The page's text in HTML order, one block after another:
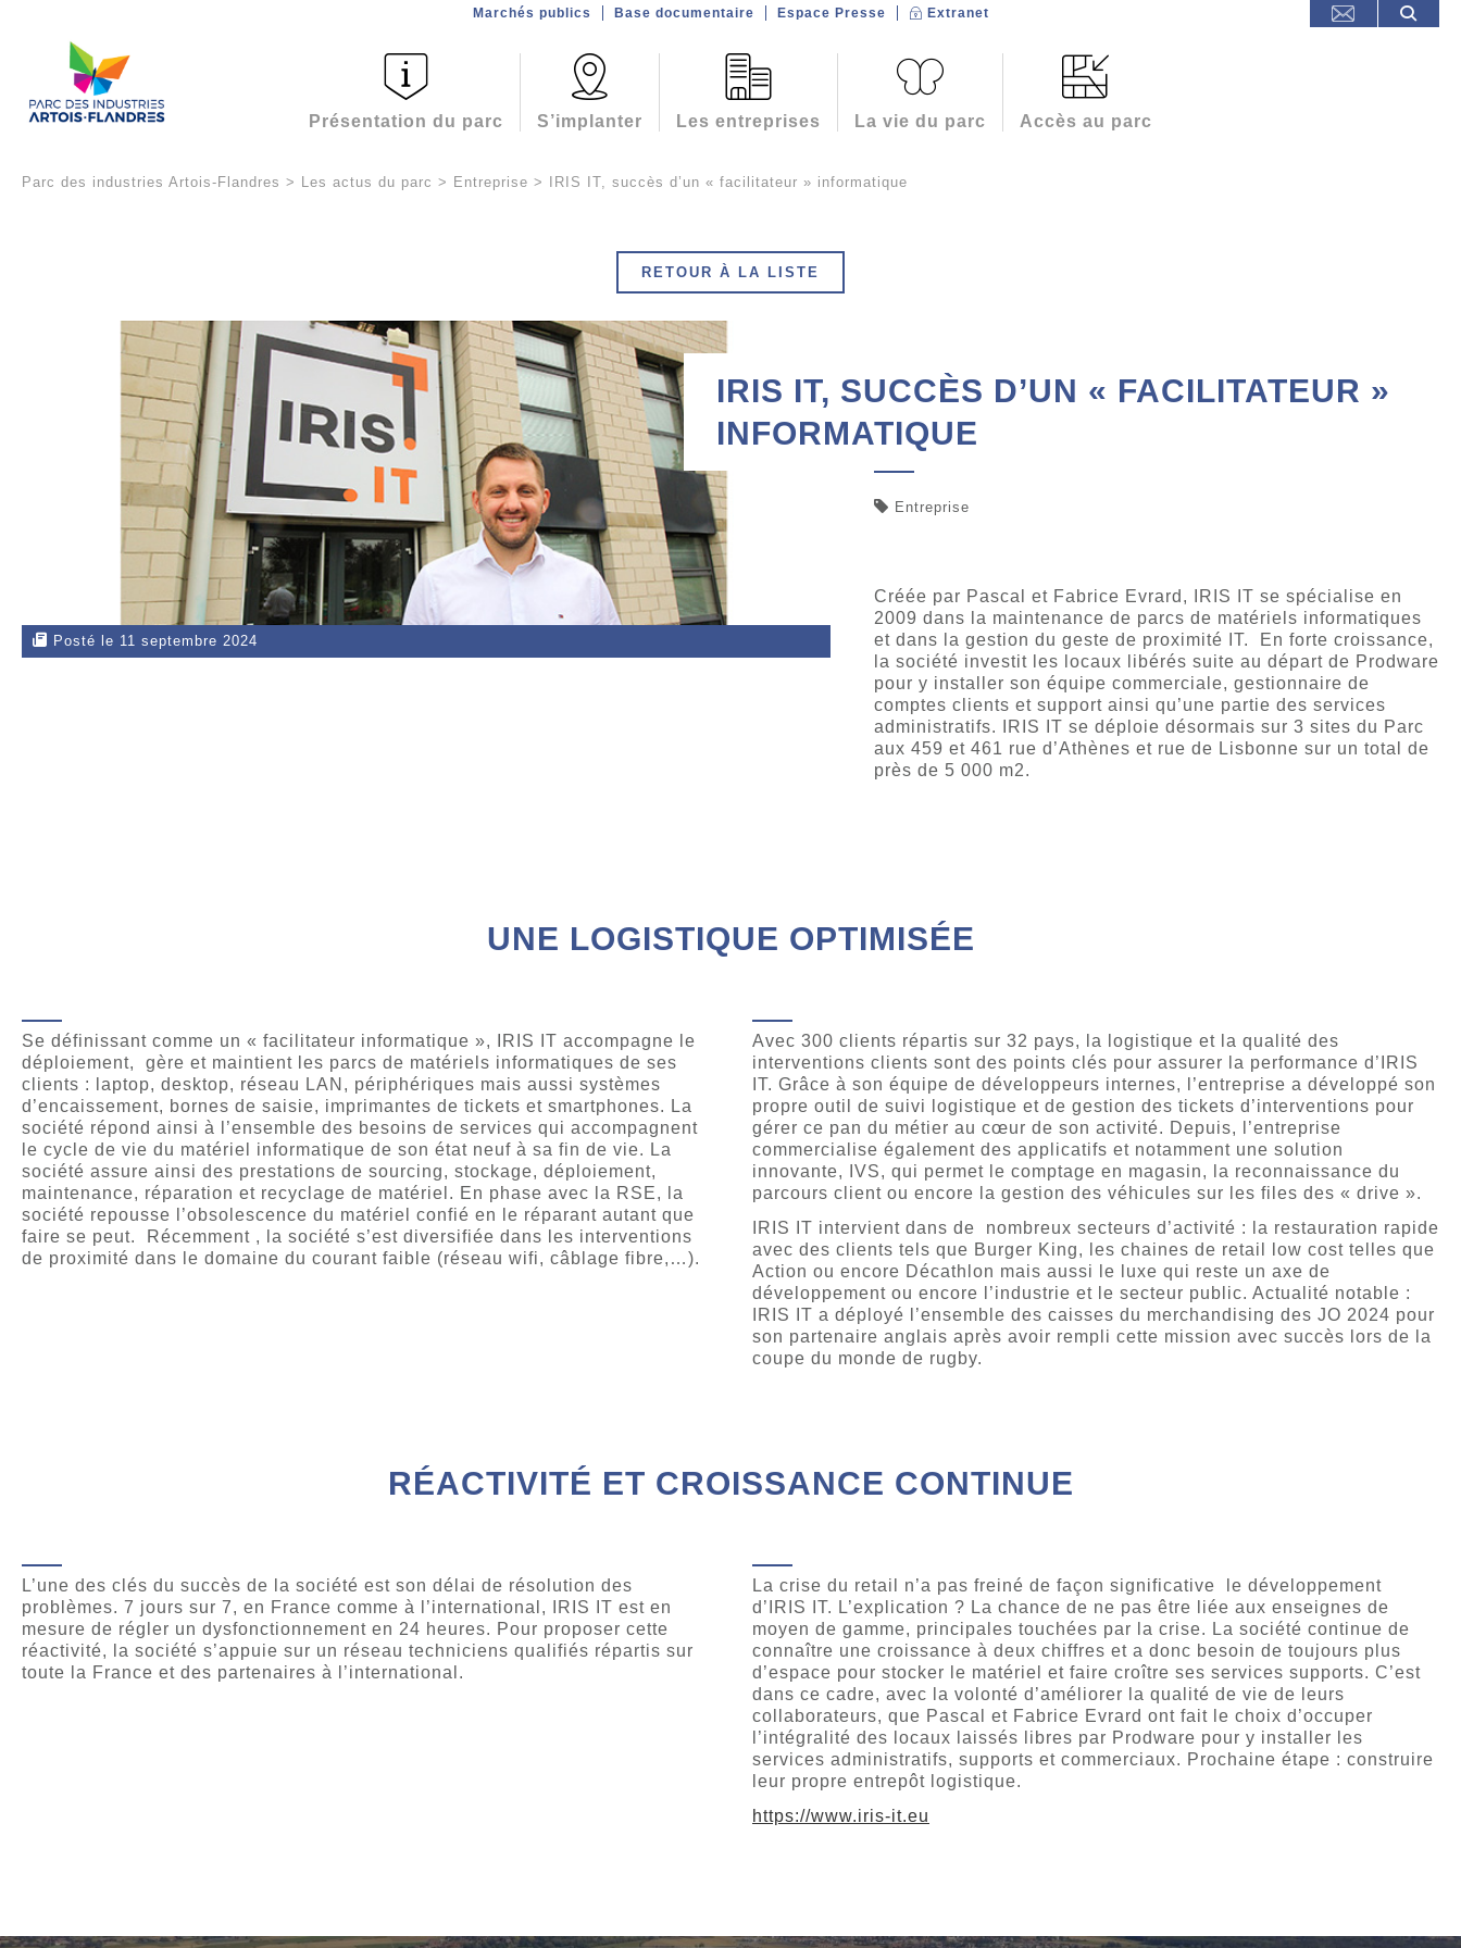
Présentation du parc S’implanter Les entreprises La vie du parc Accès au parc
Marchés publics Base documentaire Espace Presse Extranet
Parc des industries Artois-Flandres > Les actus du parc > Entreprise > IRIS IT, succès d’un « facilitateur » informatique
RETOUR À LA LISTE
Posté le 11 septembre 2024
IRIS IT, SUCCÈS D’UN « FACILITATEUR »
INFORMATIQUE
Entreprise
Créée par Pascal et Fabrice Evrard, IRIS IT se spécialise en
2009 dans la maintenance de parcs de matériels informatiques
et dans la gestion du geste de proximité IT. En forte croissance,
la société investit les locaux libérés suite au départ de Prodware
pour y installer son équipe commerciale, gestionnaire de
comptes clients et support ainsi qu’une partie des services
administratifs. IRIS IT se déploie désormais sur 3 sites du Parc
aux 459 et 461 rue d’Athènes et rue de Lisbonne sur un total de
près de 5 000 m2.
UNE LOGISTIQUE OPTIMISÉE
Se définissant comme un « facilitateur informatique », IRIS IT accompagne le
déploiement, gère et maintient les parcs de matériels informatiques de ses
clients : laptop, desktop, réseau LAN, périphériques mais aussi systèmes
d’encaissement, bornes de saisie, imprimantes de tickets et smartphones. La
société répond ainsi à l’ensemble des besoins de services qui accompagnent
le cycle de vie du matériel informatique de son état neuf à sa fin de vie. La
société assure ainsi des prestations de sourcing, stockage, déploiement,
maintenance, réparation et recyclage de matériel. En phase avec la RSE, la
société repousse l’obsolescence du matériel confié en le réparant autant que
faire se peut. Récemment , la société s’est diversifiée dans les interventions
de proximité dans le domaine du courant faible (réseau wifi, câblage fibre,…).
Avec 300 clients répartis sur 32 pays, la logistique et la qualité des
interventions clients sont des points clés pour assurer la performance d’IRIS
IT. Grâce à son équipe de développeurs internes, l’entreprise a développé son
propre outil de suivi logistique et de gestion des tickets d’interventions pour
gérer ce pan du métier au cœur de son activité. Depuis, l’entreprise
commercialise également des applicatifs et notamment une solution
innovante, IVS, qui permet le comptage en magasin, la reconnaissance du
parcours client ou encore la gestion des véhicules sur les files des « drive ».
IRIS IT intervient dans de nombreux secteurs d’activité : la restauration rapide
avec des clients tels que Burger King, les chaines de retail low cost telles que
Action ou encore Décathlon mais aussi le luxe qui reste un axe de
développement ou encore l’industrie et le secteur public. Actualité notable :
IRIS IT a déployé l’ensemble des caisses du merchandising des JO 2024 pour
son partenaire anglais après avoir rempli cette mission avec succès lors de la
coupe du monde de rugby.
RÉACTIVITÉ ET CROISSANCE CONTINUE
L’une des clés du succès de la société est son délai de résolution des
problèmes. 7 jours sur 7, en France comme à l’international, IRIS IT est en
mesure de régler un dysfonctionnement en 24 heures. Pour proposer cette
réactivité, la société s’appuie sur un réseau techniciens qualifiés répartis sur
toute la France et des partenaires à l’international.
La crise du retail n’a pas freiné de façon significative le développement
d’IRIS IT. L’explication ? La chance de ne pas être liée aux enseignes de
moyen de gamme, principales touchées par la crise. La société continue de
connaître une croissance à deux chiffres et a donc besoin de toujours plus
d’espace pour stocker le matériel et faire croître ses services supports. C’est
dans ce cadre, avec la volonté d’améliorer la qualité de vie de leurs
collaborateurs, que Pascal et Fabrice Evrard ont fait le choix d’occuper
l’intégralité des locaux laissés libres par Prodware pour y installer les
services administratifs, supports et commerciaux. Prochaine étape : construire
leur propre entrepôt logistique.
https://www.iris-it.eu